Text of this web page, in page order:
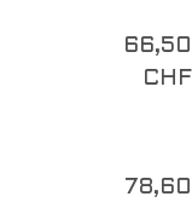
66,50
CHF
78,60